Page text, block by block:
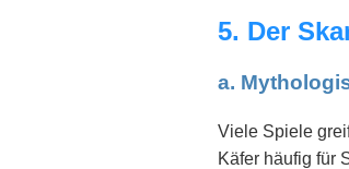
5. Der
a.
Viele Spiele
Käfer häufig für